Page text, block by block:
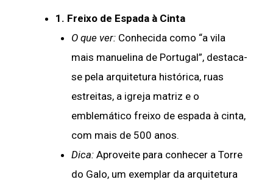
1. Freixo de Espada à Cinta
O que ver:Conhecida como “a vila
mais manuelina de Portugal”, destaca-
se pela arquitetura histórica, ruas
estreitas, a igreja matriz e o
emblemático freixo de espada à cinta,
com mais de 500 anos.
Dica:Aproveite para conhecer a Torre
do Galo, um exemplar da arquitetura